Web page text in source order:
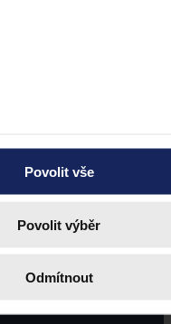
Povolit vše
Povolit výběr
Odmítnout
ale všichni, kteří